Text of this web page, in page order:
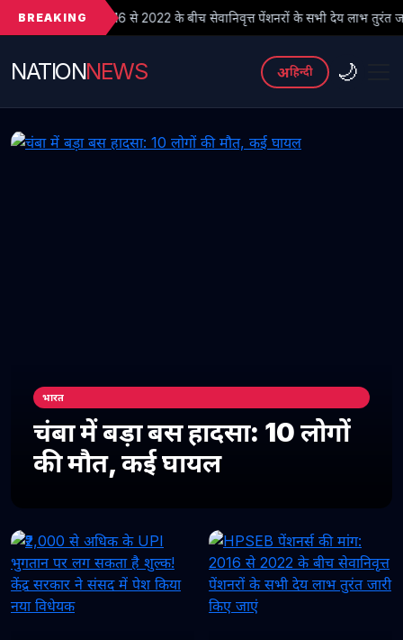
BREAKING
से 2022 के बीच सेवानिवृत्त पेंशनरों के सभी देय लाभ तुरंत जारी किए जाएं
NATIONNEWS अहिन्दी 🌙
भारत
चंबा में बड़ा बस हादसा: 10 लोगों
की मौत, कई घायल